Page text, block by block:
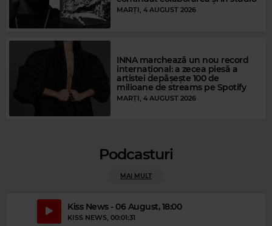
Magic FM
MODERN TALKING YOU'RE MY HEART, YOU'RE MY SOUL
Magic Gold
MARȚI, 4 AUGUST 2026
INNA marchează un nou record
internațional: a zecea piesă a
artistei depășește 100 de
milioane de streams pe Spotify
MARȚI, 4 AUGUST 2026
Podcasturi
MAI MULT
Kiss News - 06 August, 18:00
KISS NEWS, 00:01:31